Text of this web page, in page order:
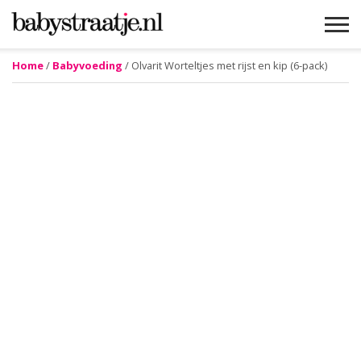
MAMAVLOGS
ZWANGER
BABY
LIFESTYLE
MUSTHAVES
CELEBS
ADVIES
WEBSHOPS
GRATIS
WIN
KORTINGEN
Home/ Babyvoeding / Olvarit Worteltjes met rijst en kip (6-pack)